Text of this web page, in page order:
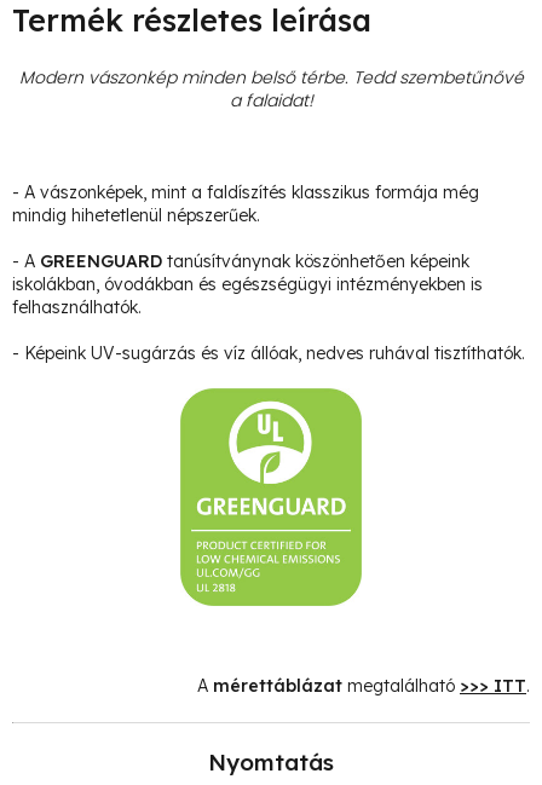
Termék részletes leírása
Modern vászonkép minden belső térbe. Tedd szembetűnővé
a falaidat!
- A vászonképek, mint a faldíszítés klasszikus formája még
mindig hihetetlenül népszerűek.
- A GREENGUARD tanúsítványnak köszönhetően képeink
iskolákban, óvodákban és egészségügyi intézményekben is
felhasználhatók.
- Képeink UV-sugárzás és víz állóak, nedves ruhával tisztíthatók.
A mérettáblázat megtalálható >>> ITT.
Nyomtatás